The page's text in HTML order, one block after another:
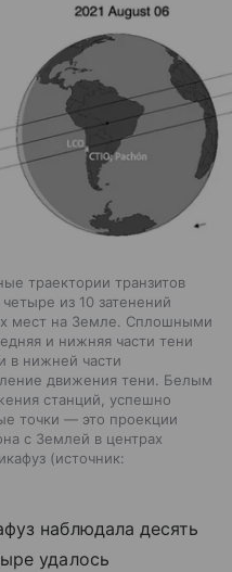
траектории транзитов
из 10 затенений
мест на Земле. Сплошными
и нижняя части тени
в нижней части
движения тени. Белым
станций, успешно
точки — это проекции
с Землей в центрах
источник:
наблюдала десять
удалось